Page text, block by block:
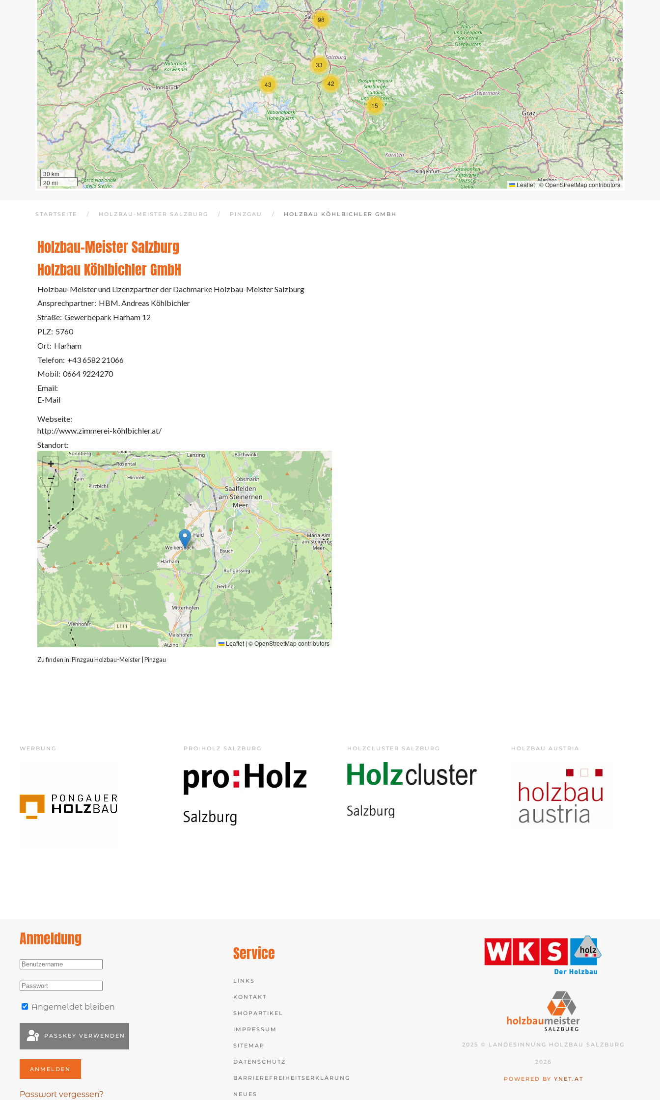
15
33
42
43
98
30 km
20 mi
Leaflet |©OpenStreetMapcontributors
STARTSEITE HOLZBAU-MEISTER SALZBURG PINZGAU HOLZBAU KÖHLBICHLER GMBH
Holzbau-Meister Salzburg
Holzbau Köhlbichler GmbH
Holzbau-Meister und Lizenzpartner der Dachmarke Holzbau-Meister Salzburg
Ansprechpartner: HBM. Andreas Köhlbichler
Straße: Gewerbepark Harham 12
PLZ: 5760
Ort: Harham
Telefon: +43 6582 21066
Mobil: 0664 9224270
Email:
E-Mail
Webseite:
http://www.zimmerei-köhlbichler.at/
Standort:
+
−
Leaflet | ©OpenStreetMapcontributors
Zu finden in:Pinzgau Holzbau-Meister Pinzgau
WERBUNG PRO:HOLZ SALZBURG HOLZCLUSTER SALZBURG HOLZBAU AUSTRIA
Anmeldung
Angemeldet bleiben
PASSKEY VERWENDEN
ANMELDEN
Passwort vergessen?
Service
LINKS
KONTAKT
SHOPARTIKEL
IMPRESSUM
SITEMAP
DATENSCHUTZ
BARRIEREFREIHEITSERKLÄRUNG
NEUES
2025 © LANDESINNUNG HOLZBAU SALZBURG
2026
POWERED BY YNET.AT